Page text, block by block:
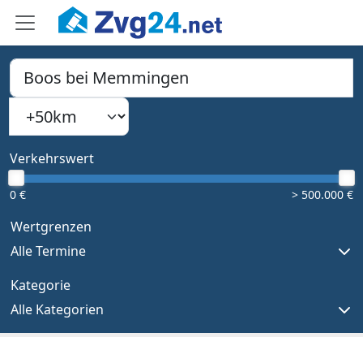
PLZ, Ort oder Bundesland
Type 1 or more characters for results.
Suchradius
Verkehrswert
0 € > 500.000 €
Wertgrenzen
Alle Termine
Kategorie
Alle Kategorien